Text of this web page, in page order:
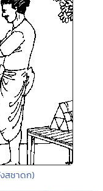
สชาดก)